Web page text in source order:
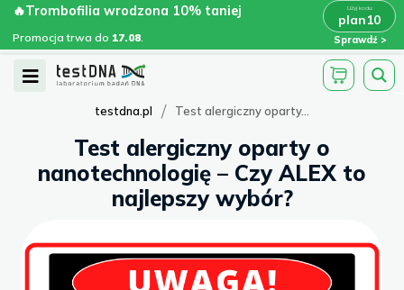
Skip
content
🔥Trombofilia wrodzona 10% taniej
Promocja trwa do 17.08.
plan10
Sprawdź
🔥Trombofilia wrodzona 10% taniej
plan10 x
Open
testdna.pl / Test alergiczny oparty...
Test alergiczny oparty o
nanotechnologię – Czy ALEX to
najlepszy wybór?